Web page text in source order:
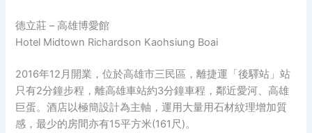
德立莊 – 高雄博愛館
Hotel Midtown Richardson Kaohsiung Boai
2016年12月開業，位於高雄市三民區，離捷運「後驛站」站
只有2分鐘步程，離高雄車站約3分鐘車程，鄰近愛河、高雄
巨蛋。酒店以極簡設計為主軸，運用大量用石材紋理增加質
感，最少的房間亦有15平方米(161尺)。